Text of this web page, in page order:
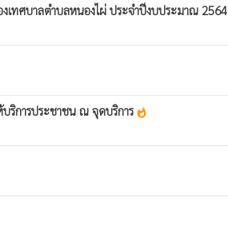
เทศบาลตำบลหนองไผ่ ประจำปีงบประมาณ 2564
บริการประชาชน ณ จุดบริการwhatshot